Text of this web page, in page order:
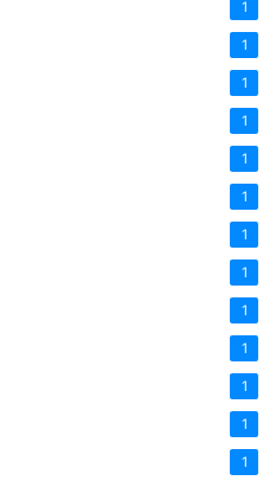
1
1
1
1
1
1
1
1
1
1
1
1
1